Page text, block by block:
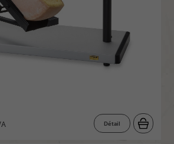
Détail